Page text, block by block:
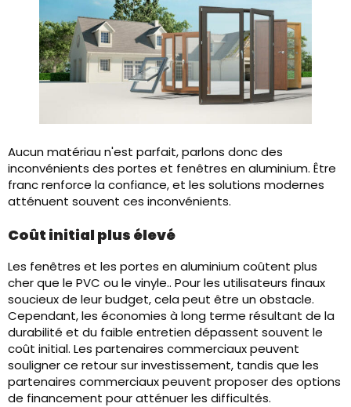
Aucun matériau n'est parfait, parlons donc des
inconvénients des portes et fenêtres en aluminium. Être
franc renforce la confiance, et les solutions modernes
atténuent souvent ces inconvénients.
Coût initial plus élevé
Les fenêtres et les portes en aluminium coûtent plus
cher que le PVC ou le vinyle.. Pour les utilisateurs finaux
soucieux de leur budget, cela peut être un obstacle.
Cependant, les économies à long terme résultant de la
durabilité et du faible entretien dépassent souvent le
coût initial. Les partenaires commerciaux peuvent
souligner ce retour sur investissement, tandis que les
partenaires commerciaux peuvent proposer des options
de financement pour atténuer les difficultés.